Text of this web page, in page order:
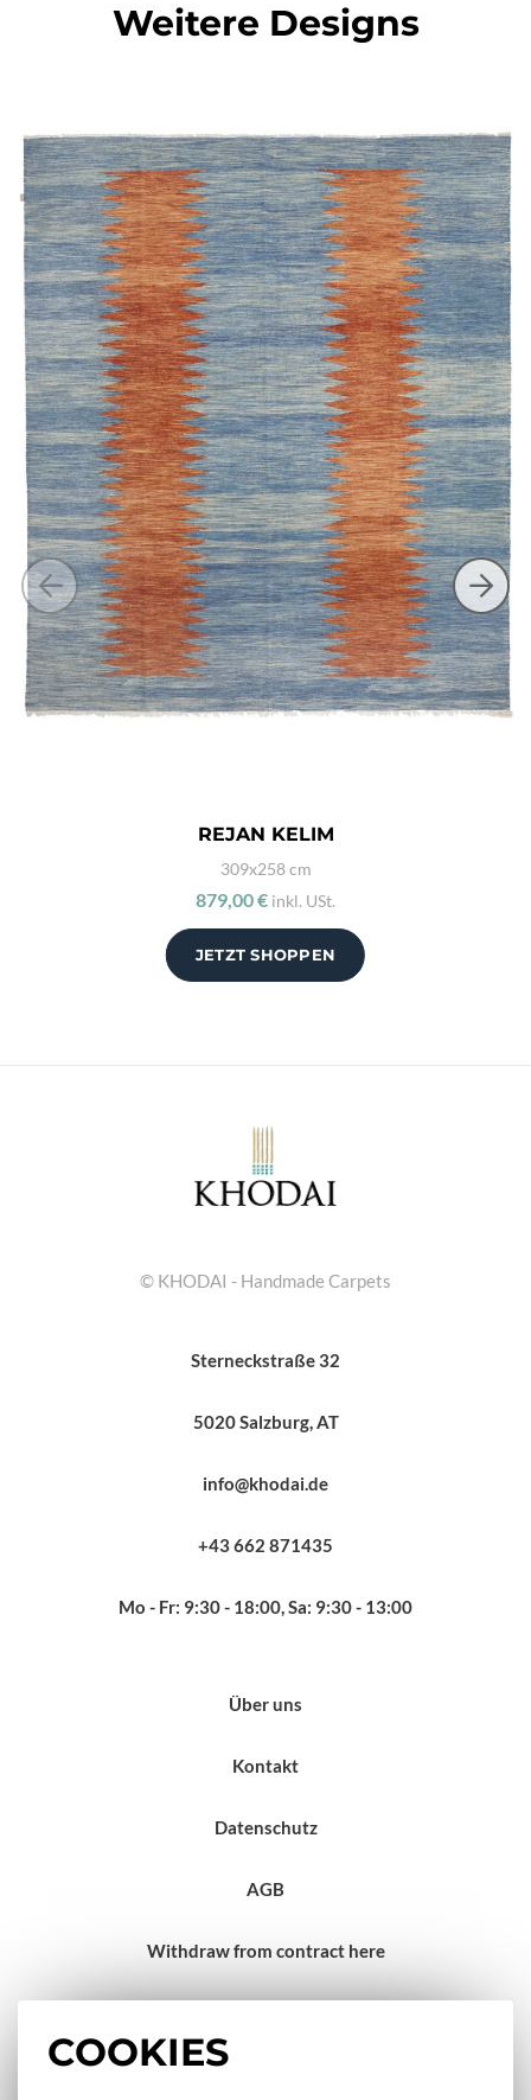
Weitere Designs
JETZT SHOPPEN
REJAN KELIM
309x258 cm
879,00 € inkl. USt.
COOKIES
© KHODAI - Handmade Carpets
Sterneckstraße 32
5020 Salzburg, AT
info@khodai.de
+43 662 871435
Mo - Fr: 9:30 - 18:00, Sa: 9:30 - 13:00
Über uns
Kontakt
Datenschutz
AGB
Withdraw from contract here